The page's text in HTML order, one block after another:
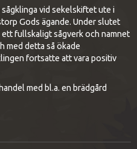
vid sekelskiftet ute i
Gods ägande. Under slutet
fullskaligt sågverk och namnet
med detta så ökade
fortsatte att vara positiv
med bl.a. en brädgård